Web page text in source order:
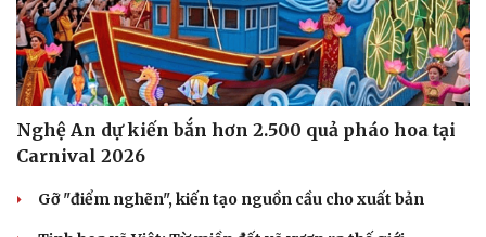
Doanh nghiệp 24h
Doanh nhân
Vì cộng đồng
Tin Công nghệ
Trải nghiệm
Chuyển đổi số
Nghệ An dự kiến bắn hơn 2.500 quả pháo hoa tại
Carnival 2026
Gỡ "điểm nghẽn", kiến tạo nguồn cầu cho xuất bản